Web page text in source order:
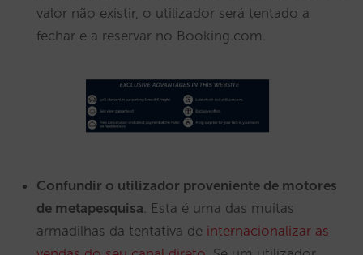
valor não existir, o utilizador será tentado a
fechar e a reservar no Booking.com.
Confundir o utilizador proveniente de motores
de metapesquisa. Esta é uma das muitas
armadilhas da tentativa de internacionalizar as